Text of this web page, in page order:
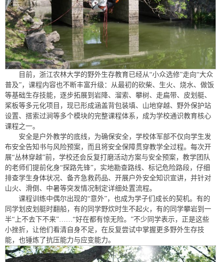
目前，浙江农林大学的野外生存教育已经从“小众选修”走向“大众
普及”，课程内容也不断丰富升级：从最初的砍柴、生火、烧水、做饭
等基础生存技能，逐步拓展到岩降、溜索、攀树、走扁带、皮划艇、
桨板等多元化项目，现已形成涵盖背包装填、山地穿越、野外保护站
设置、搭索过涧等多个模块的完整课程体系，成为学校通识教育核心
课程之一。
安全是户外教学的底线，为确保安全，学校体军部不仅向学生发
布安全告知书与风险预案，而且将安全保障贯穿教学全过程。每次开
展“丛林穿越”前，学校还会反复打磨活动方案与安全预案，教学团队
的老师们提前化身“探路先锋”，实地勘查路线、标记危险路段，仔细
排查学生身体状况、备齐急救药品、开展户外安全知识宣讲，并针对
山火、滑倒、中暑等突发情况制定详细处置流程。
课程训练中偶尔出现的“意外”，也成为学子们成长的契机。有的
同学划皮划艇时翻船，有的同学野炊时生不起火，有的同学攀岩到一
半“上不去下不来”……“好在都有惊无险。”不少同学表示，正是这些
小挫折，让他们看清自身不足，在反复尝试中掌握更多野外生存技
能，也锤炼了抗压能力与应变能力。